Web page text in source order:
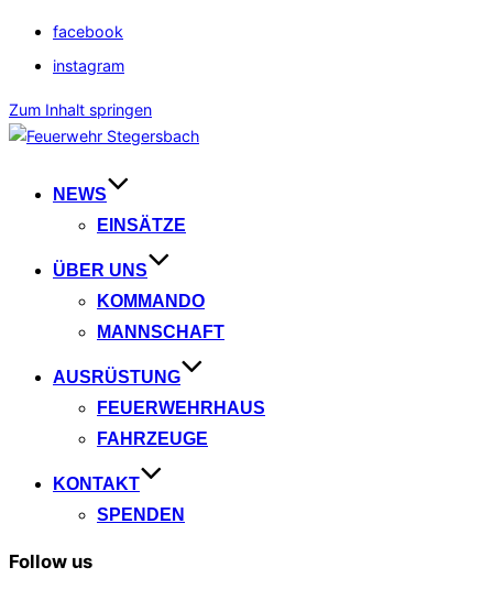
facebook
instagram
Zum Inhalt springen
NEWS
EINSÄTZE
ÜBER UNS
KOMMANDO
MANNSCHAFT
AUSRÜSTUNG
FEUERWEHRHAUS
FAHRZEUGE
KONTAKT
SPENDEN
Follow us